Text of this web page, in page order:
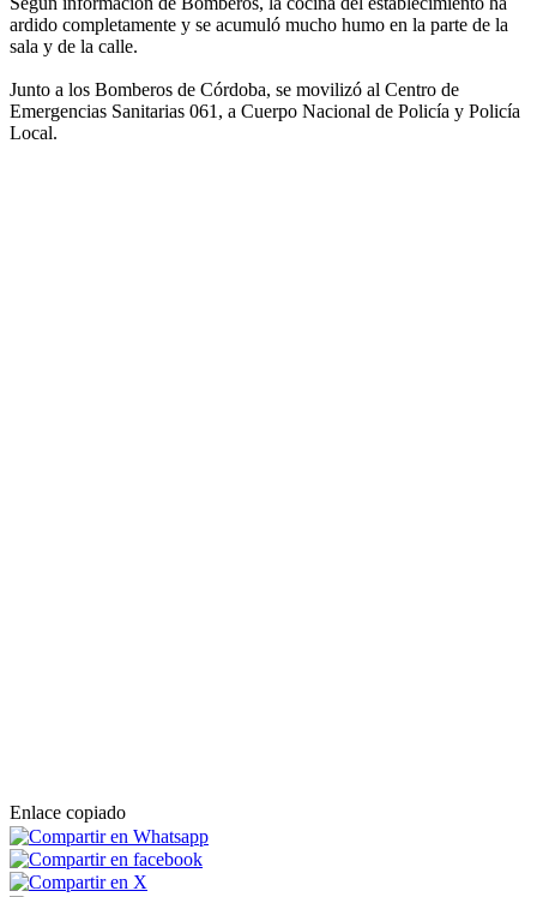
ardido completamente y se acumuló mucho humo en la parte de la
sala y de la calle.
Junto a los Bomberos de Córdoba, se movilizó al Centro de
Emergencias Sanitarias 061, a Cuerpo Nacional de Policía y Policía
Local.
Enlace copiado